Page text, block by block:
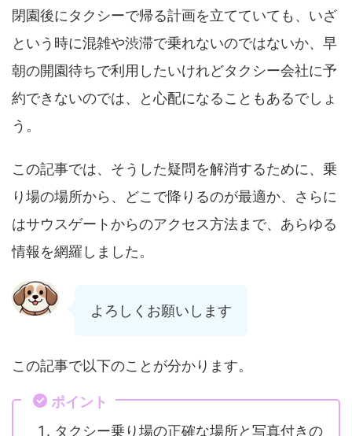
閉園後にタクシーで帰る計画を立てていても、いざ
という時に混雑や渋滞で乗れないのではないか、早
朝の開園待ちで利用したいけれどタクシー会社に予
約できないのでは、と心配になることもあるでしょ
う。
この記事では、そうした疑問を解消するために、乗
り場の場所から、どこで降りるのが最適か、さらに
はサウスゲートからのアクセス方法まで、あらゆる
情報を網羅しました。
よろしくお願いします
この記事で以下のことが分かります。
ポイント
タクシー乗り場の正確な場所と写真付きの